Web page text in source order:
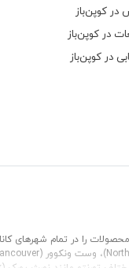
در کوپن‌باز
در کوپن‌باز
در کوپن‌باز
و محصولات را در تمام
، وست ونکوور (West Vancouver)